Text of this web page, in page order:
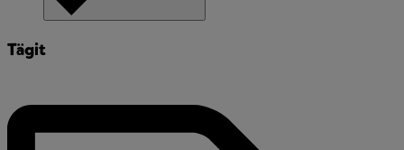
Tägit